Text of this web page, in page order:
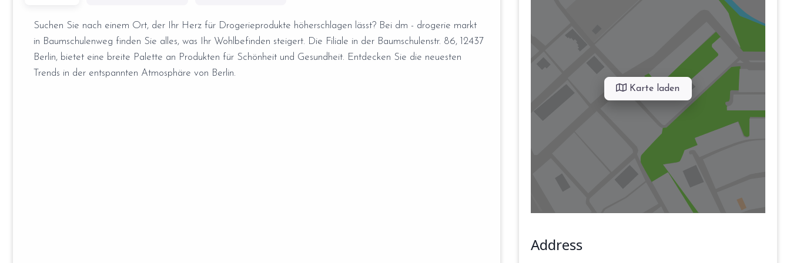
Suchen Sie nach einem Ort, der Ihr Herz für Drogerieprodukte höherschlagen lässt? Bei dm - drogerie markt
in Baumschulenweg finden Sie alles, was Ihr Wohlbefinden steigert. Die Filiale in der Baumschulenstr. 86, 12437
Berlin, bietet eine breite Palette an Produkten für Schönheit und Gesundheit. Entdecken Sie die neuesten
Trends in der entspannten Atmosphäre von Berlin.
Karte laden
Address